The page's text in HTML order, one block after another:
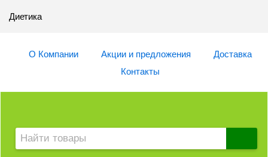
Диетика
О Компании Акции и предложения
Доставка
Контакты